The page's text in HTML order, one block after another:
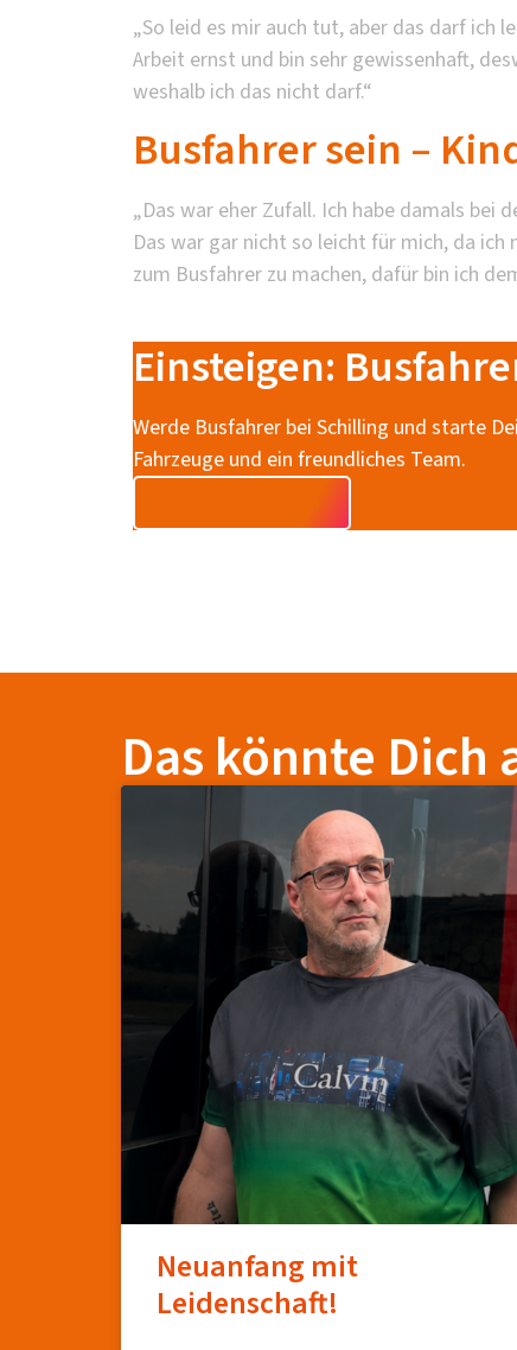
„So leid es mir auch tut, aber das darf ich
Arbeit ernst und bin sehr gewissenhaft,
weshalb ich das nicht darf.“
Busfahrer sein –
„Das war eher Zufall. Ich habe damals
Das war gar nicht so leicht für mich, da ich
zum Busfahrer zu machen, dafür bin ich
Einsteigen:
Werde Busfahrer bei Schilling und starte
Fahrzeuge und ein freundliches Team.
Das könnte
Neuanfang mit
Leidenschaft!